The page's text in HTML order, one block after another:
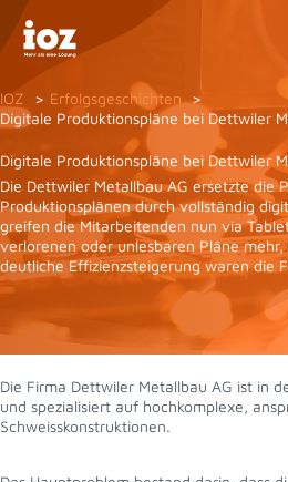
Zum
Inhalt
springen
IOZ
Erfolgsgeschichten
Digitale Produktionspläne bei Dettwiler
Digitale Produktionspläne bei Dettwiler
Die Dettwiler Metallbau AG ersetzte die
Produktionsplänen durch vollständig
greifen die Mitarbeitenden nun via
verlorenen oder unlesbaren Pläne
deutliche Effizienzsteigerung waren die
Die Firma Dettwiler Metallbau AG ist in
und spezialisiert auf hochkomplexe,
Schweisskonstruktionen.